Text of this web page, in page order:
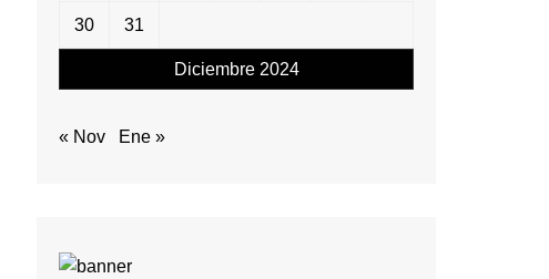
Diciembre 2024
30 31
« Nov Ene »